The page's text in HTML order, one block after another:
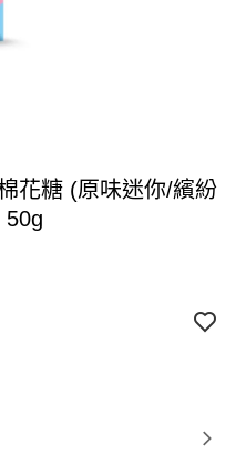
花糖 (原味迷你/繽紛
50g